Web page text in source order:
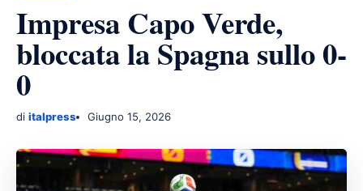
Impresa Capo Verde,
bloccata la Spagna sullo 0-
0
di italpress Giugno 15, 2026